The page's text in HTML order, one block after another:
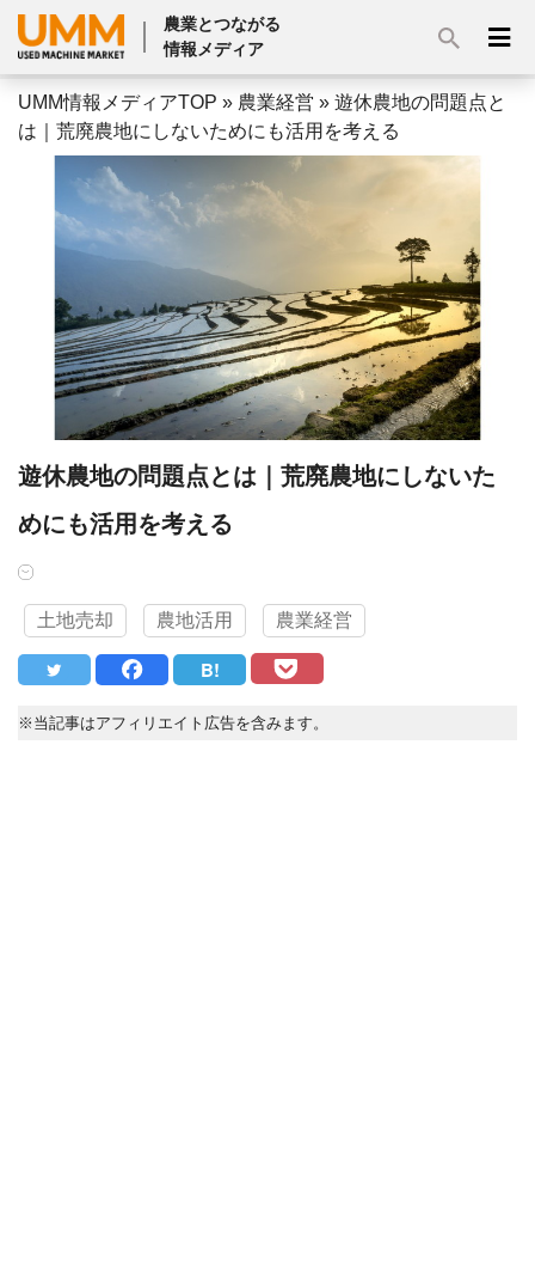
農業とつながる
情報メディア
UMM情報メディアTOP » 農業経営 » 遊休農地の問題点と
は｜荒廃農地にしないためにも活用を考える
遊休農地の問題点とは｜荒廃農地にしないた
めにも活用を考える
土地売却 農地活用 農業経営
B!
※当記事はアフィリエイト広告を含みます。